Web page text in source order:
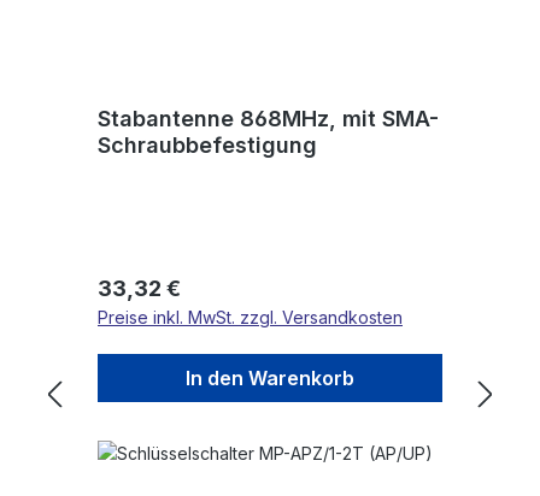
Stabantenne 868MHz, mit SMA-
Schraubbefestigung
Regulärer Preis:
33,32 €
Preise inkl. MwSt. zzgl. Versandkosten
In den Warenkorb